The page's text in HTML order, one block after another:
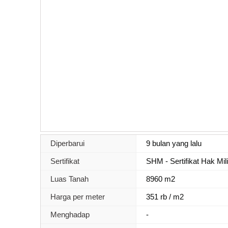
Diperbarui 9 bulan yang lalu
Sertifikat SHM - Sertifikat Hak
Luas Tanah 8960 m2
Harga per meter 351 rb / m2
Menghadap -